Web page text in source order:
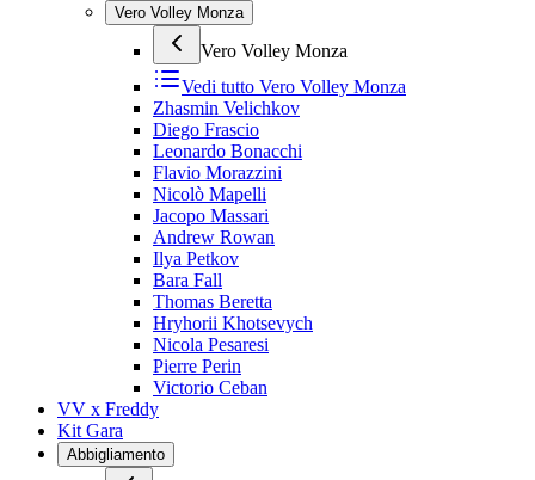
Vero Volley Monza
Vero Volley Monza
Vedi tutto Vero Volley Monza
Zhasmin Velichkov
Diego Frascio
Leonardo Bonacchi
Flavio Morazzini
Nicolò Mapelli
Jacopo Massari
Andrew Rowan
Ilya Petkov
Bara Fall
Thomas Beretta
Hryhorii Khotsevych
Nicola Pesaresi
Pierre Perin
Victorio Ceban
VV x Freddy
Kit Gara
Abbigliamento